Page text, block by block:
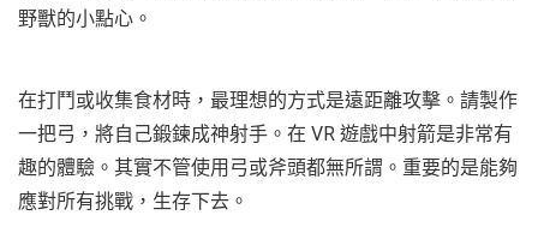
野獸的小點心。
在打鬥或收集食材時，最理想的方式是遠距離攻擊。請製作
一把弓，將自己鍛鍊成神射手。在 VR 遊戲中射箭是非常有
趣的體驗。其實不管使用弓或斧頭都無所謂。重要的是能夠
應對所有挑戰，生存下去。